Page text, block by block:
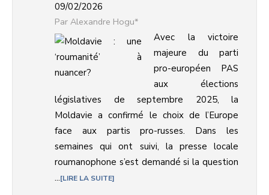
09/02/2026
Alexandre Hogu*
Avec la victoire
majeure du parti
pro-européen PAS
aux élections
législatives de septembre 2025, la
Moldavie a confirmé le choix de l’Europe
face aux partis pro-russes. Dans les
semaines qui ont suivi, la presse locale
roumanophone s’est demandé si la question
... LIRE LA SUITE